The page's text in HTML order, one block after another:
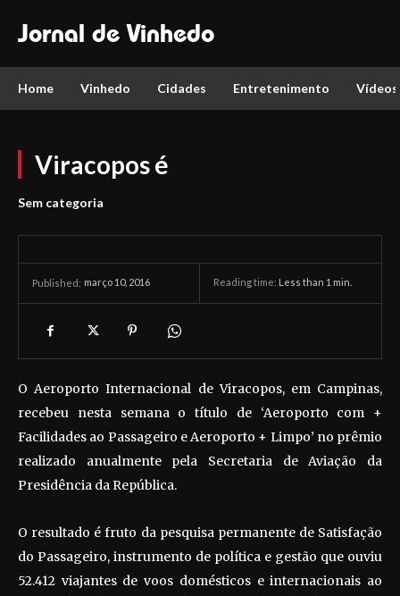
Jornal de Vinhedo
Home Vinhedo Cidades Entretenimento Vídeos
Viracopos é
Sem categoria
Published: março 10, 2016 Reading time: Less than 1 min.
O Aeroporto Internacional de Viracopos, em Campinas,
recebeu nesta semana o título de ‘Aeroporto com +
Facilidades ao Passageiro e Aeroporto + Limpo’ no prêmio
realizado anualmente pela Secretaria de Aviação da
Presidência da República.
O resultado é fruto da pesquisa permanente de Satisfação
do Passageiro, instrumento de política e gestão que ouviu
52.412 viajantes de voos domésticos e internacionais ao